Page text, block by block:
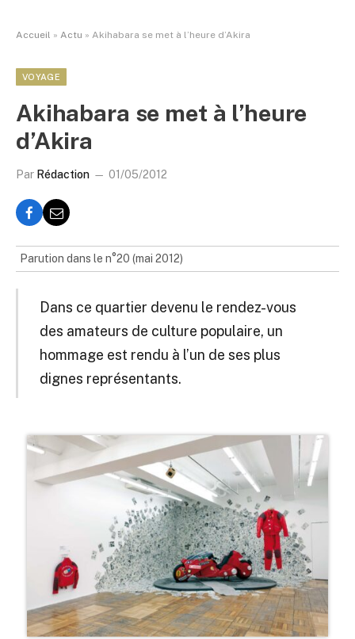
Accueil » Actu » Akihabara se met à l’heure d’Akira
VOYAGE
Akihabara se met à l’heure
d’Akira
Par Rédaction 01/05/2012
Parution dans le n°20 (mai 2012)
Dans ce quartier devenu le rendez-vous
des amateurs de culture populaire, un
hommage est rendu à l’un de ses plus
dignes représentants.